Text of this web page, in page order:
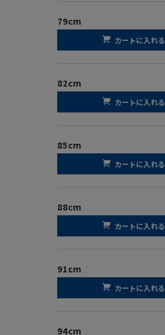
79cm
カートに入れる
82cm
カートに入れる
85cm
カートに入れる
88cm
カートに入れる
91cm
カートに入れる
94cm